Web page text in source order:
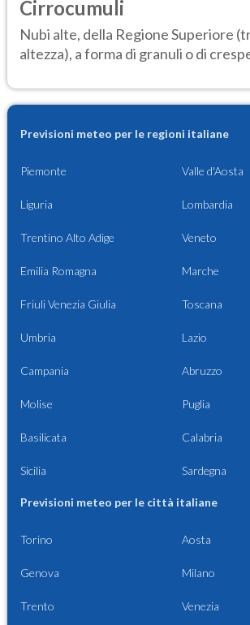
Cirrocumuli
Nubi alte, della Regione Superiore
altezza), a forma di granuli o di
Previsioni meteo per le regioni italiane
Piemonte Valle d'Aosta
Liguria Lombardia
Trentino Alto Adige Veneto
Emilia Romagna Marche
Friuli Venezia Giulia Toscana
Umbria Lazio
Campania Abruzzo
Molise Puglia
Basilicata Calabria
Sicilia Sardegna
Previsioni meteo per le città italiane
Torino Aosta
Genova Milano
Trento Venezia